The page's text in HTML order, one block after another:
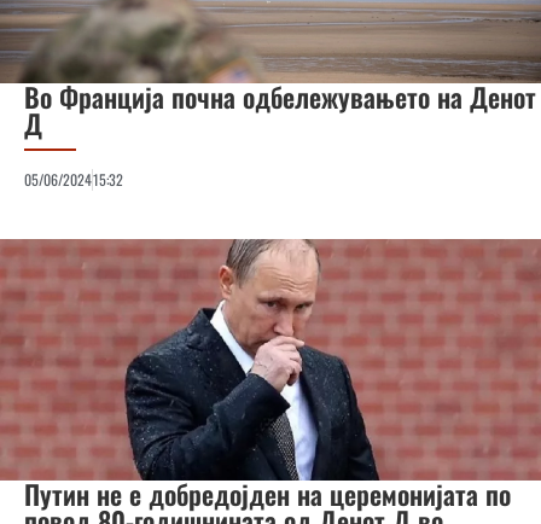
Во Франција почна одбележувањето на Денот
Д
05/06/202415:32
Путин не е добредојден на церемонијата по